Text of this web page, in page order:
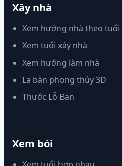
Xây nhà
Xem hướng nhà theo tuổi
Xem tuổi xây nhà
Xem hướng làm nhà
La bàn phong thủy 3D
Thước Lỗ Ban
Xem bói